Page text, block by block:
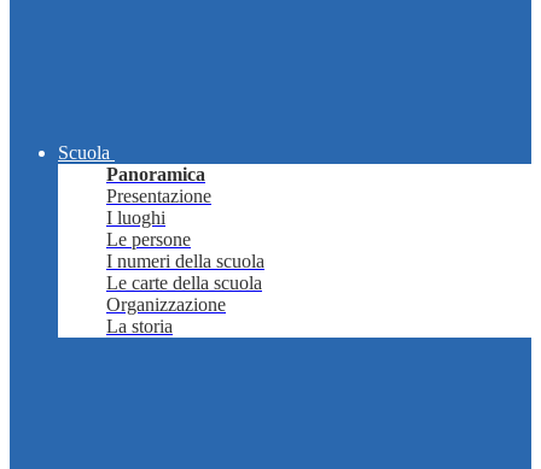
Scuola
Panoramica
Presentazione
I luoghi
Le persone
I numeri della scuola
Le carte della scuola
Organizzazione
La storia